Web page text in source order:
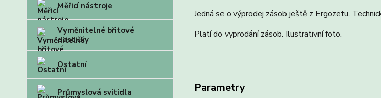
Měřicí nástroje
Vyměnitelné břitové
destičky
Ostatní
Průmyslová svítidla
Jedná se o výprodej zásob ještě z Ergozetu.
Platí do vyprodání zásob. Ilustrativní foto.
Parametry